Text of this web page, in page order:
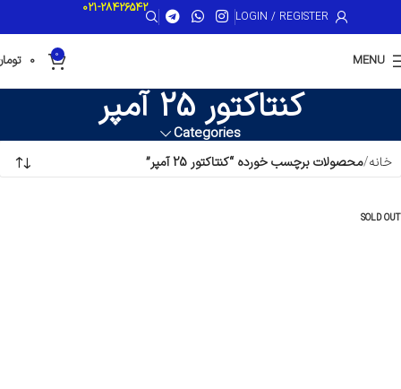
LOGIN / REGISTER
021-28426542
MENU
0
0
کنتاکتور 25 آمپر
Categories
خانه محصولات برچسب خورده “کنتاکتور 25 آمپر”
SOLD OUT